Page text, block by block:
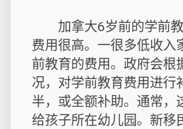
加拿大6岁前的学前教
费用很高。一很多低收入
前教育的费用。政府会根
况，对学前教育费用进行
半，或全额补助。通常，
给孩子所在幼儿园。新移